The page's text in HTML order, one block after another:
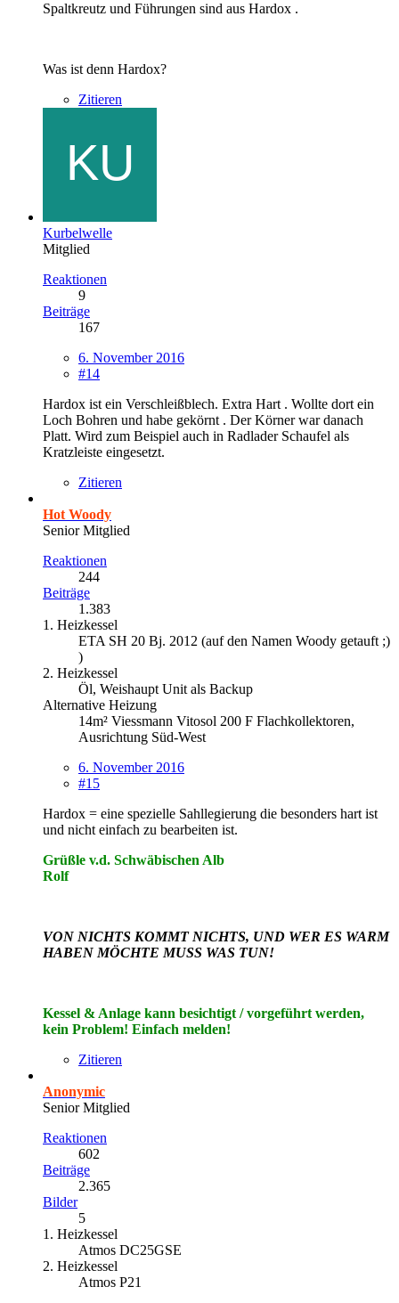
Spaltkreutz und Führungen sind aus Hardox .
Was ist denn Hardox?
Zitieren
Kurbelwelle
Mitglied
Reaktionen
9
Beiträge
167
6. November 2016
#14
Hardox ist ein Verschleißblech. Extra Hart . Wollte dort ein
Loch Bohren und habe gekörnt . Der Körner war danach
Platt. Wird zum Beispiel auch in Radlader Schaufel als
Kratzleiste eingesetzt.
Zitieren
Hot Woody
Senior Mitglied
Reaktionen
244
Beiträge
1.383
1. Heizkessel
ETA SH 20 Bj. 2012 (auf den Namen Woody getauft ;)
)
2. Heizkessel
Öl, Weishaupt Unit als Backup
Alternative Heizung
14m² Viessmann Vitosol 200 F Flachkollektoren,
Ausrichtung Süd-West
6. November 2016
#15
Hardox = eine spezielle Sahllegierung die besonders hart ist
und nicht einfach zu bearbeiten ist.
Grüßle v.d. Schwäbischen Alb
Rolf
VON NICHTS KOMMT NICHTS, UND WER ES WARM
HABEN MÖCHTE MUSS WAS TUN!
Kessel & Anlage kann besichtigt / vorgeführt werden,
kein Problem! Einfach melden!
Zitieren
Anonymic
Senior Mitglied
Reaktionen
602
Beiträge
2.365
Bilder
5
1. Heizkessel
Atmos DC25GSE
2. Heizkessel
Atmos P21